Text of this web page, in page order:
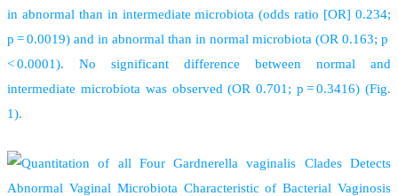
in abnormal than in intermediate microbiota (odds ratio [OR] 0.234;
p = 0.0019) and in abnormal than in normal microbiota (OR 0.163; p
< 0.0001). No significant difference between normal and
intermediate microbiota was observed (OR 0.701; p = 0.3416) (Fig.
1).